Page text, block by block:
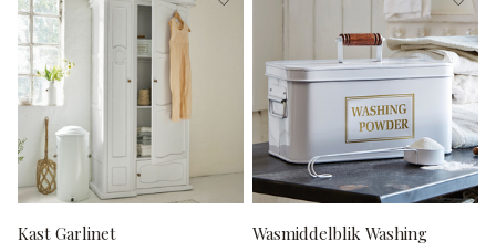
Kast Garlinet Wasmiddelblik Washing